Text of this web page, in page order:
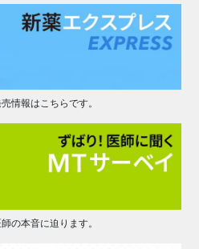
情報はこちらです。
の本音に迫ります。